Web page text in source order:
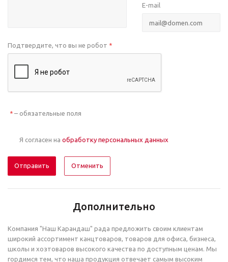
E-mail
Подтвердите, что вы не робот *
* – обязательные поля
Я согласен на обработку персональных данных
Отменить
Дополнительно
Компания "Наш Карандаш" рада предложить своим клиентам
широкий ассортимент канцтоваров, товаров для офиса, бизнеса,
школы и хозтоваров высокого качества по доступным ценам. Мы
гордимся тем, что наша продукция отвечает самым высоким